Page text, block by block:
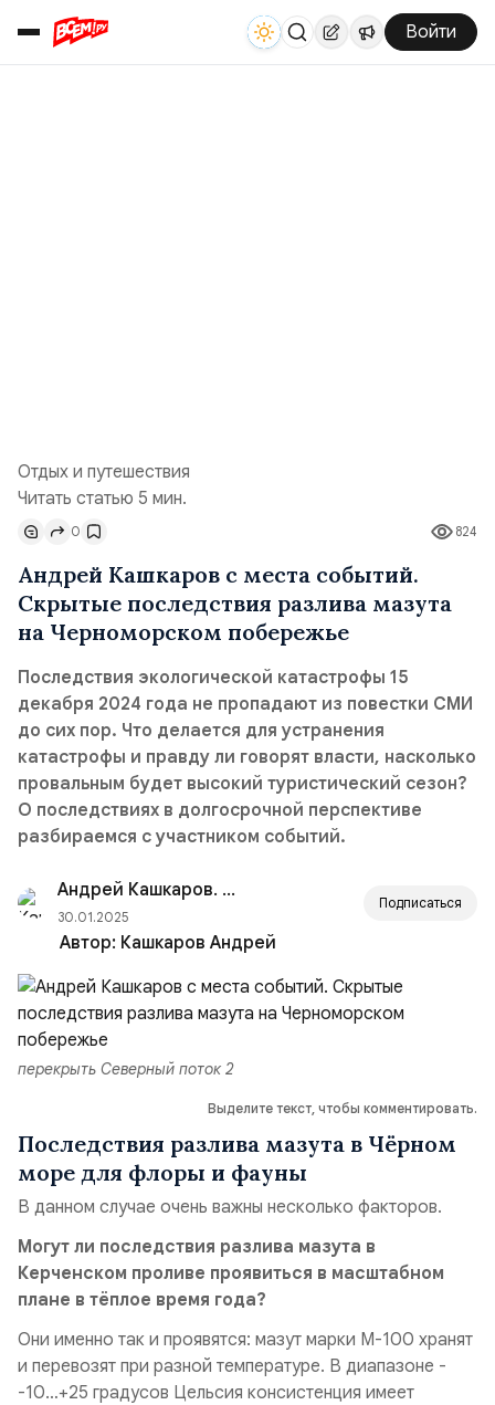
Войти
Отдых и путешествия
Читать статью 5 мин.
824
0
Андрей Кашкаров с места событий.
Скрытые последствия разлива мазута
на Черноморском побережье
Последствия экологической катастрофы 15
декабря 2024 года не пропадают из повестки СМИ
до сих пор. Что делается для устранения
катастрофы и правду ли говорят власти, насколько
провальным будет высокий туристический сезон?
О последствиях в долгосрочной перспективе
разбираемся с участником событий.
Андрей Кашкаров. Акутальные новости
30.01.2025
Подписаться
Автор: Кашкаров Андрей
перекрыть Северный поток 2
Выделите текст, чтобы комментировать.
Последствия разлива мазута в Чёрном
море для флоры и фауны
В данном случае очень важны несколько факторов.
Могут ли последствия разлива мазута в
Керченском проливе проявиться в масштабном
плане в тёплое время года?
Они именно так и проявятся: мазут марки М-100 хранят
и перевозят при разной температуре. В диапазоне -
-10…+25 градусов Цельсия консистенция имеет